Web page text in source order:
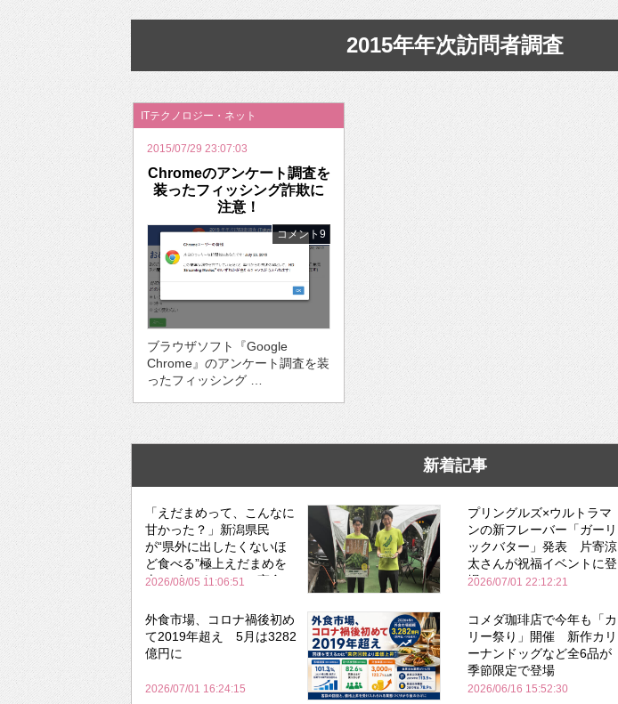
【次世代の没入感と生産性】VITURE Luma Ultra･･･
挫折率8割の壁をAIで突破。ジャストシステム、”自分が今話し･･･
2026年のバレンタインは「自分で作って、想いを渡す」 TE･･･
2015年年次訪問者調査
ITテクノロジー・ネット
2015/07/29 23:07:03
Chromeのアンケート調査を
装ったフィッシング詐欺に
注意！
コメント9
ブラウザソフト『Google
Chrome』のアンケート調査を装
ったフィッシング …
新着記事
「えだまめって、こんなに
甘かった？」新潟県民
が“県外に出したくないほ
ど食べる”極上えだまめを
森のビアガーデンで実食
2026/08/05 11:06:51
プリングルズ×ウルトラマ
ンの新フレーバー「ガーリ
ックバター」発表 片寄涼
太さんが祝福イベントに登
場
2026/07/01 22:12:21
外食市場、コロナ禍後初め
て2019年超え 5月は3282
億円に
2026/07/01 16:24:15
コメダ珈琲店で今年も「カ
リー祭り」開催 新作カリ
ーナンドッグなど全6品が
季節限定で登場
2026/06/16 15:52:30